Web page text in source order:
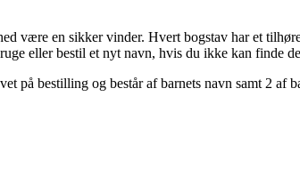
være en sikker vinder. Hvert bogstav har et
eller bestil et nyt navn, hvis du ikke kan finde
på bestilling og består af barnets navn samt 2 af